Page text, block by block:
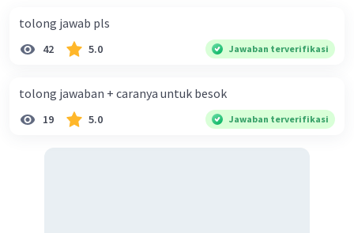
tolong jawab pls
42 5.0 Jawaban terverifikasi
tolong jawaban + caranya untuk besok
19 5.0 Jawaban terverifikasi